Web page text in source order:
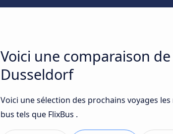
Voici une comparaison
Dusseldorf
Voici une sélection des prochains voyages
bus tels que FlixBus .